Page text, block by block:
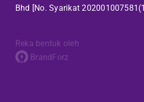
Bhd [No. Syarikat
Reka bentuk oleh
BrandForz